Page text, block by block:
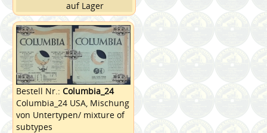
auf Lager
Bestell Nr.:Columbia_24
Columbia_24 USA, Mischung
von Untertypen/ mixture of
subtypes